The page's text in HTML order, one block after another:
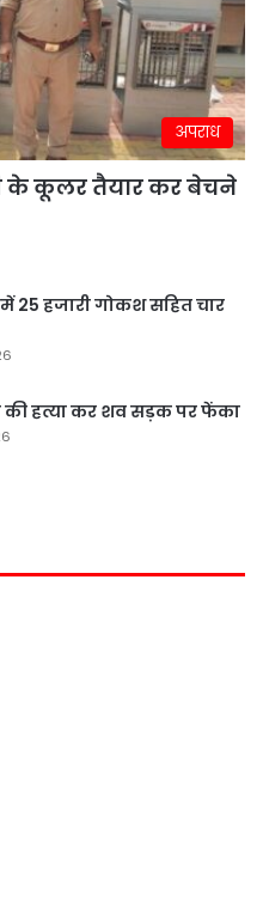
अपराध
के कूलर तैयार कर बेचने
25 हजारी गोकश सहित चार
हत्या कर शव सड़क पर फेंका